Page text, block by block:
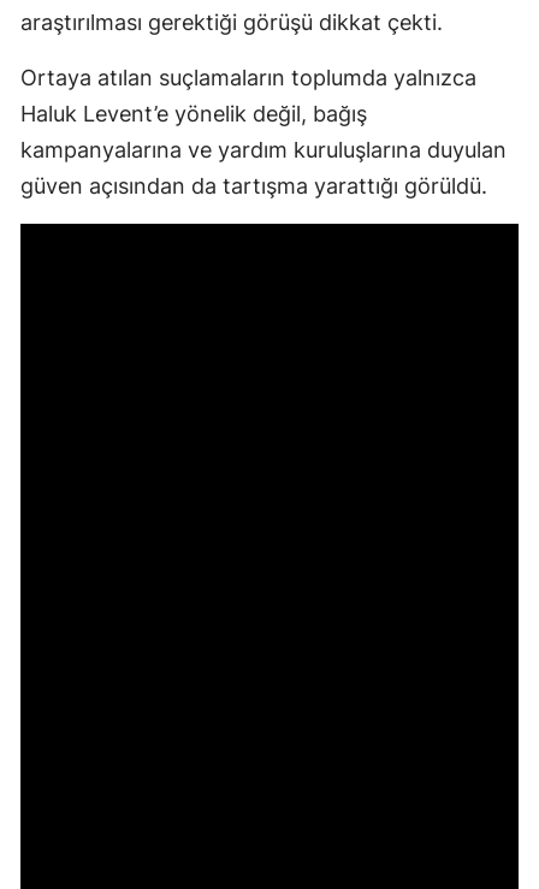
araştırılması gerektiği görüşü dikkat çekti.
Ortaya atılan suçlamaların toplumda yalnızca
Haluk Levent’e yönelik değil, bağış
kampanyalarına ve yardım kuruluşlarına duyulan
güven açısından da tartışma yarattığı görüldü.